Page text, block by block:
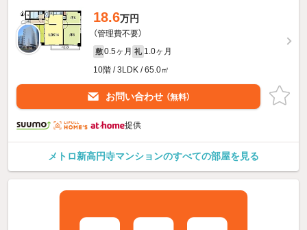
18.6万円
（管理費不要）
敷 0.5ヶ月 礼 1.0ヶ月
10階 / 3LDK / 65.0㎡
お問い合わせ （無料）
提供
メトロ新高円寺マンションのすべての部屋を見る